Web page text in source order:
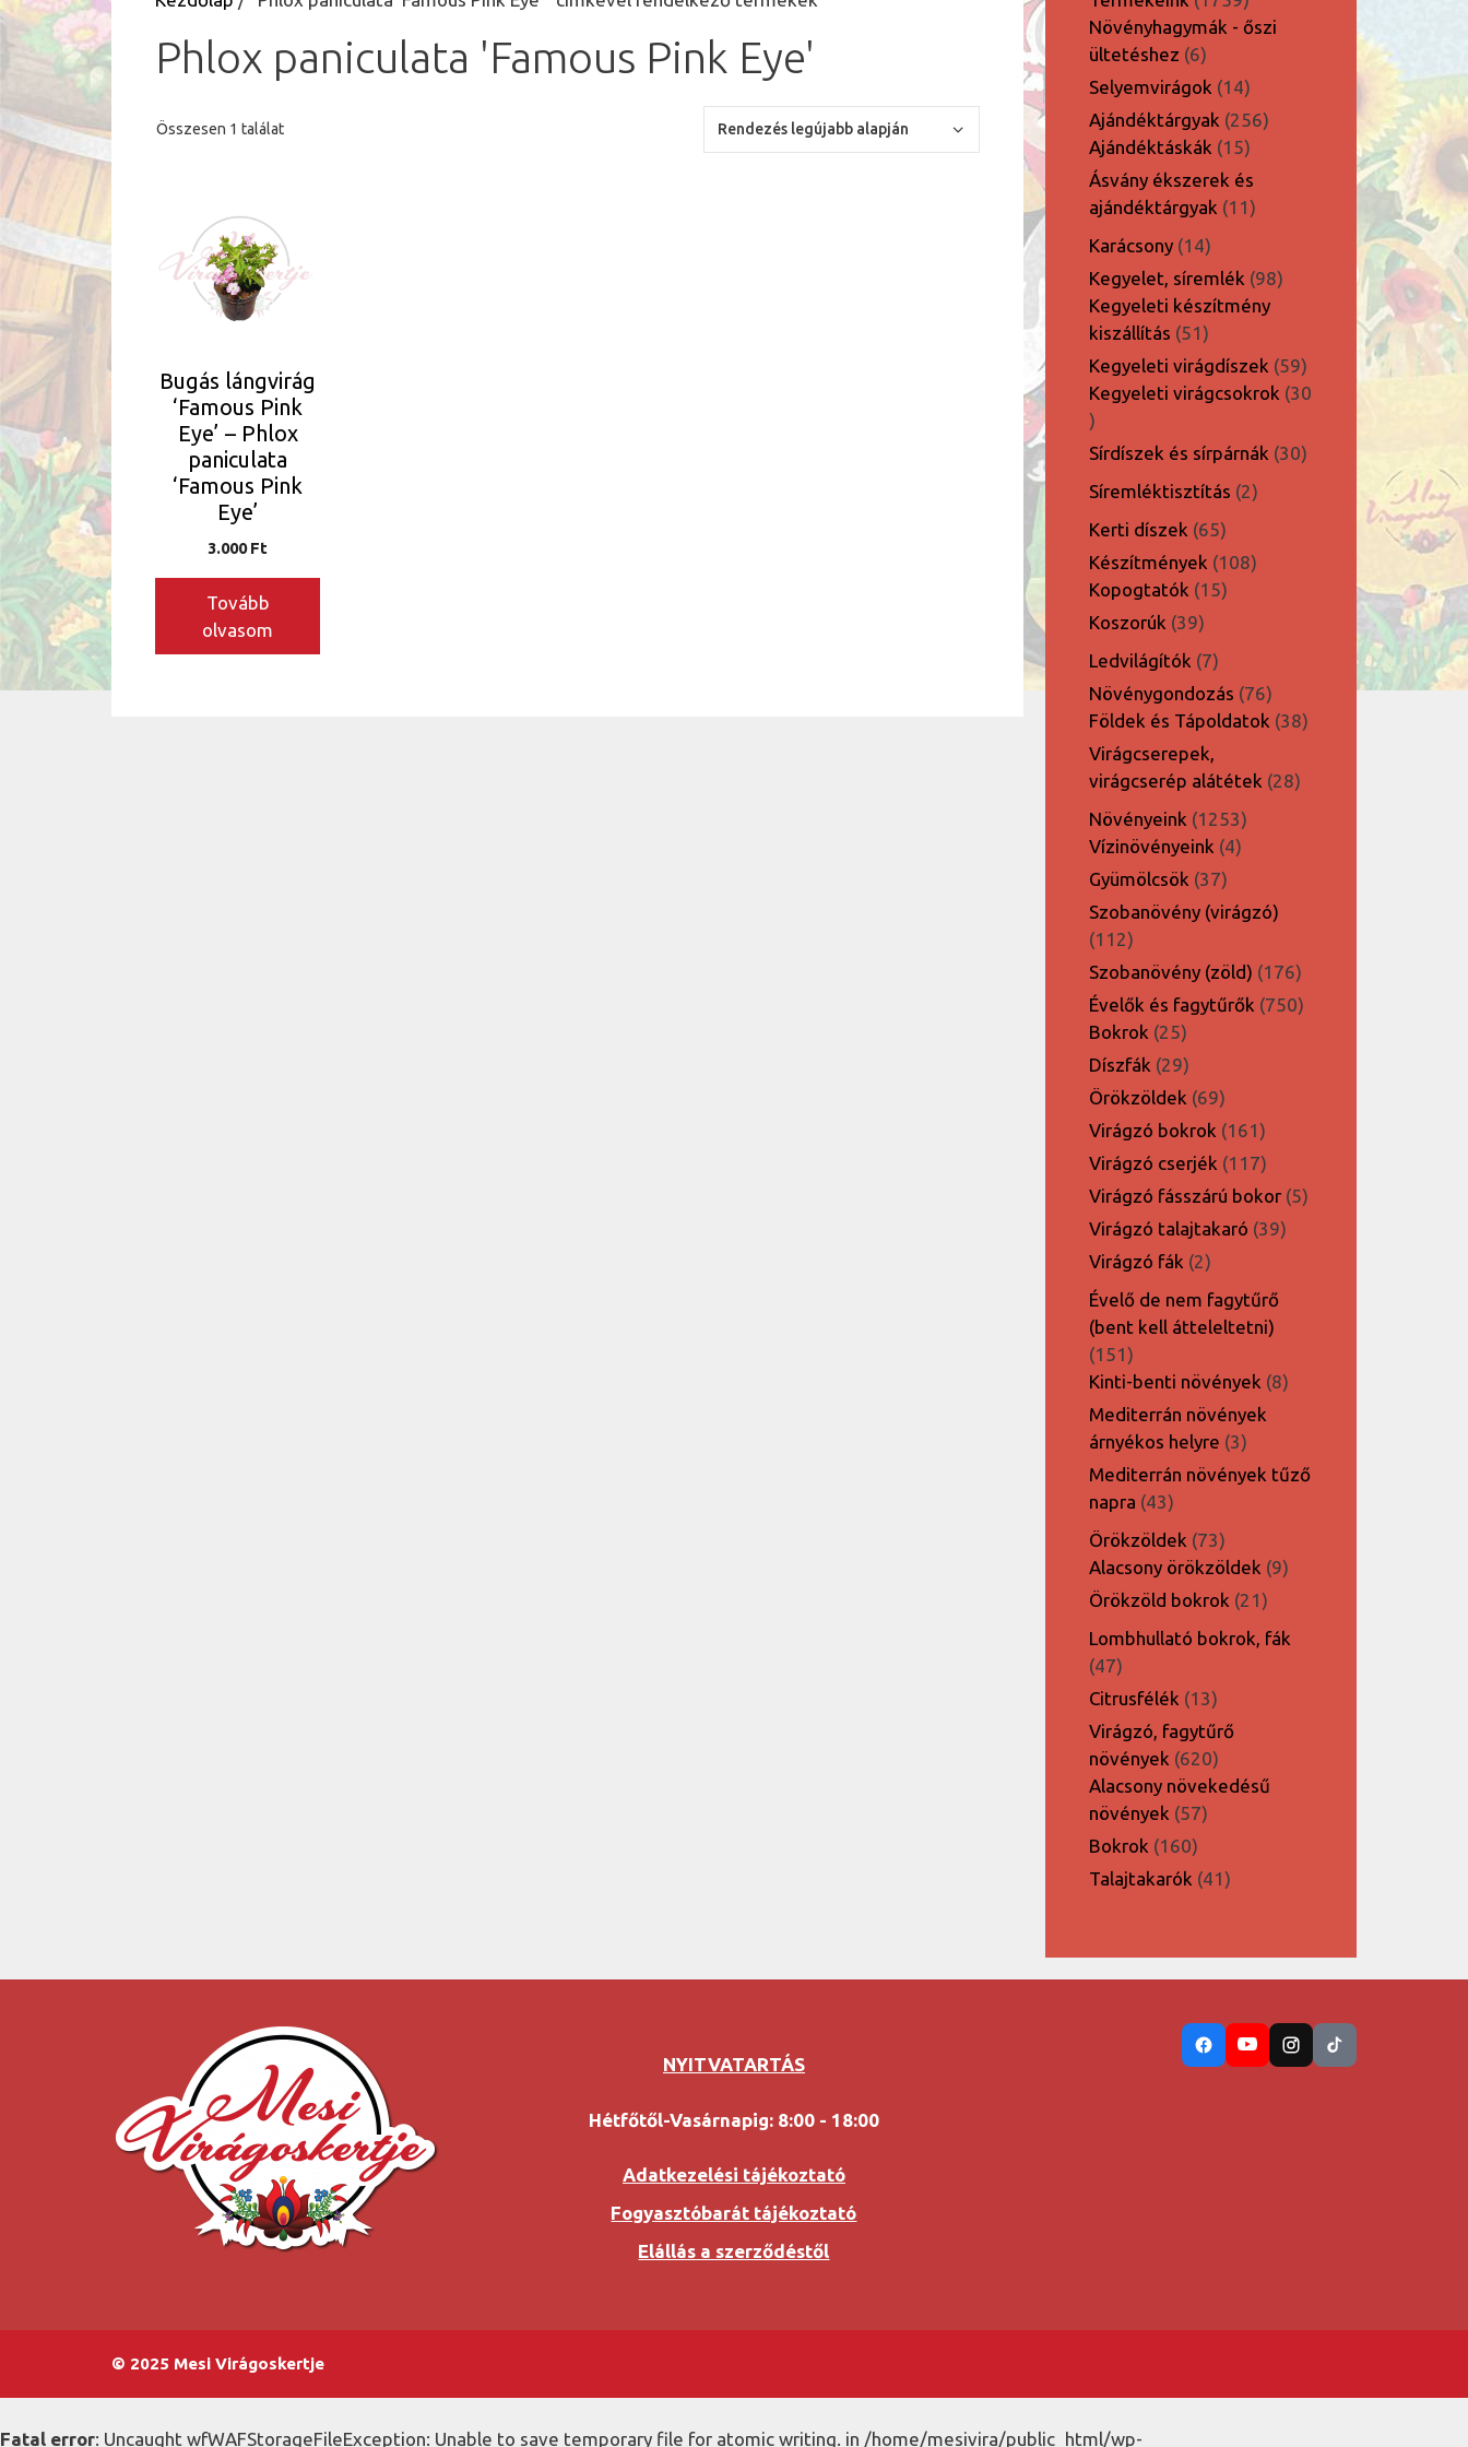
Phlox paniculata 'Famous Pink Eye'
Összesen 1 találat
Bugás lángvirág
‘Famous Pink
Eye’ – Phlox
paniculata
‘Famous Pink
Eye’
3.000Ft
Tovább
olvasom
termék
Növényhagymák - őszi
ültetéshez 66
termék
Selyemvirágok 1414
termék
Ajándéktárgyak 256256
Ajándéktáskák 1515
termék
Ásvány ékszerek és
ajándéktárgyak
1111
Karácsony 1414
termék
Kegyelet, síremlék 9898
Kegyeleti készítmény
kiszállítás 5151
termék
Kegyeleti virágdíszek 5959
termék
Kegyeleti virágcsokrok 30
30
termék
Sírdíszek és sírpárnák 3030
Síremléktisztítás 22
Kerti díszek 6565
termék
Készítmények 108108
Kopogtatók 1515
Koszorúk 3939
termék
Ledvilágítók 77
termék
Növénygondozás 7676
termék
Földek és Tápoldatok 3838
Virágcserepek,
virágcserép alátétek 2828
Növényeink 12531253
termék
Vízinövényeink 44
Gyümölcsök 3737
termék
Szobanövény (virágzó)
112112
termék
Szobanövény (zöld) 176176
termék
Évelők és fagytűrők 750750
Bokrok 2525
termék
Díszfák 2929
termék
Örökzöldek 6969
termék
Virágzó bokrok 161161
termék
Virágzó cserjék 117117
termék
Virágzó fásszárú bokor 55
Virágzó talajtakaró 3939
Virágzó fák 22
termék
Évelő de nem fagytűrő
(bent kell átteleltetni)
151151
termék
Kinti-benti növények 88
Mediterrán növények
árnyékos helyre 33
termék
Mediterrán növények tűző
napra 4343
termék
Örökzöldek 7373
termék
Alacsony örökzöldek 99
Örökzöld bokrok 2121
termék
Lombhullató bokrok, fák
4747
termék
Citrusfélék 1313
termék
Virágzó, fagytűrő
növények 620620
termék
Alacsony növekedésű
növények 5757
Bokrok 160160
termék
Talajtakarók 4141
NYITVATARTÁS
Hétfőtől-Vasárnapig: 8:00 - 18:00
Adatkezelési tájékoztató
Fogyasztóbarát tájékoztató
Elállás a szerződéstől
© 2025 Mesi Virágoskertje
Fatal error: Uncaught wfWAFStorageFileException: Unable to save temporary file for atomic writing. in /home/mesivira/public_html/wp-